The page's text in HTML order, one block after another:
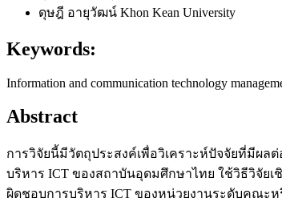
ดุษฎี อายุวัฒน์ Khon Kean University
Keywords:
Information and communication technology
Abstract
การวิจัยนี้มีวัตถุประสงค์เพื่อวิเคราะห์ปัจจัยที่มีผล
บริหาร ICT ของสถาบันอุดมศึกษาไทย ใช้วิธีวิจัย
ผิดชอบการบริหาร ICT ของหน่วยงานระดับคณะหรื